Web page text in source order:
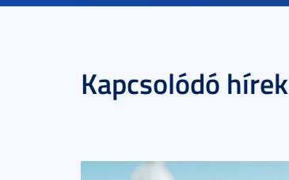
Kapcsolódó hírek